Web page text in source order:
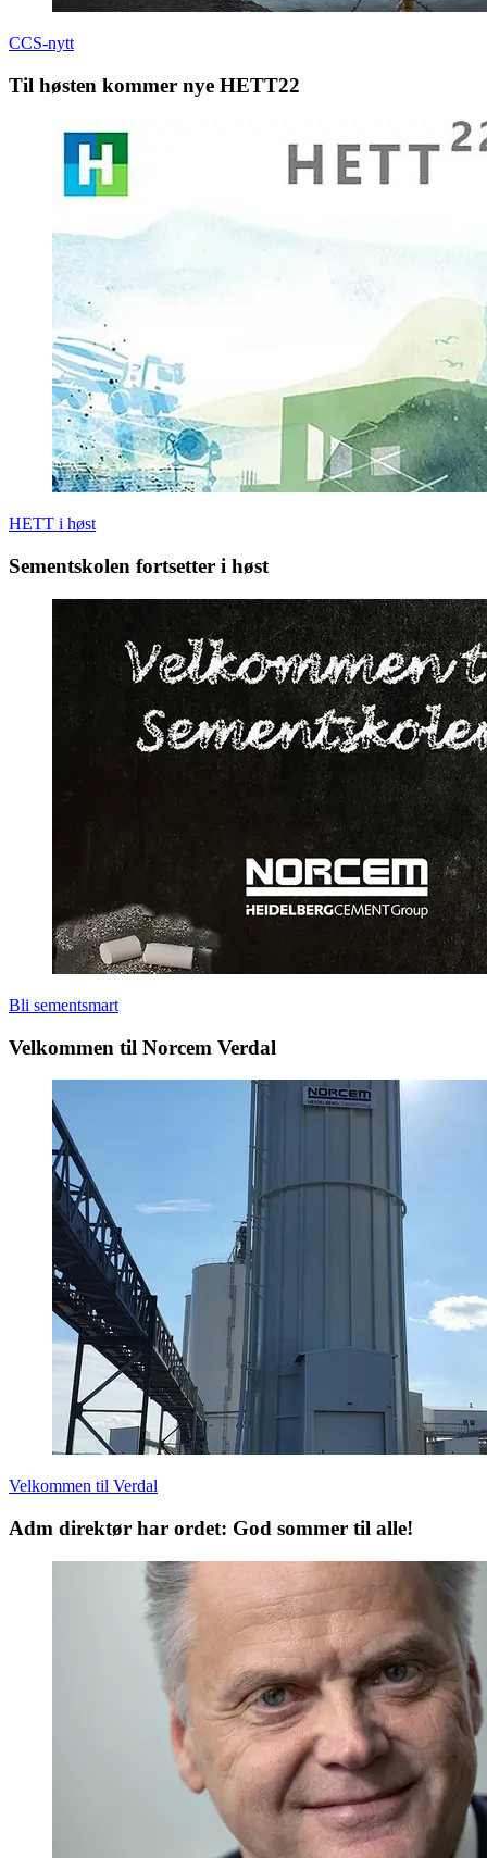
CCS-nytt
Til høsten kommer nye HETT22
HETT i høst
Sementskolen fortsetter i høst
Bli sementsmart
Velkommen til Norcem Verdal
Velkommen til Verdal
Adm direktør har ordet: God sommer til alle!